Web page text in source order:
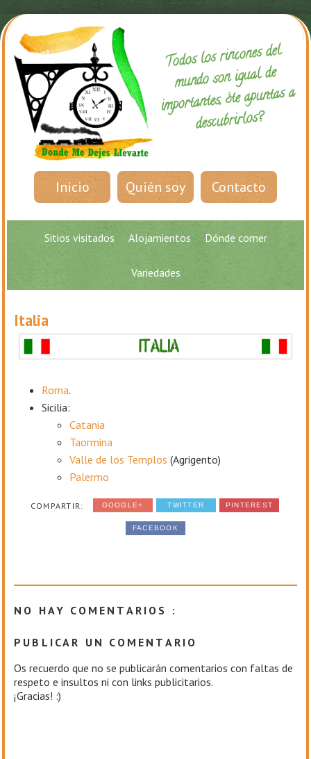
Todos los rincones del
mundo son igual de
importantes, ¿te apuntas a
descubrirlos?
Inicio Quién soy Contacto
Sitios visitados Alojamientos Dónde comer
Variedades
Italia
Roma.
Sicilia:
Catania
Taormina
Valle de los Templos (Agrigento)
Palermo
COMPARTIR: GOOGLE+ TWITTER PINTEREST
FACEBOOK
NO HAY COMENTARIOS :
PUBLICAR UN COMENTARIO
Os recuerdo que no se publicarán comentarios con faltas de
respeto e insultos ni con links publicitarios.
¡Gracias! :)